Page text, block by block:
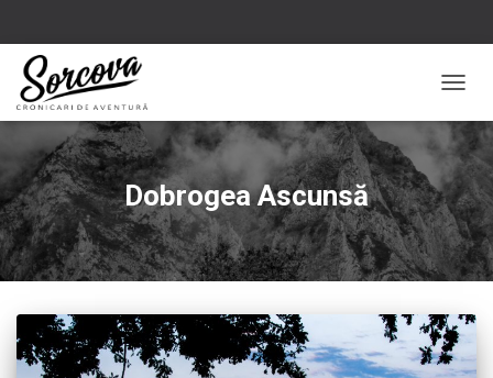
Dobrogea Ascunsă